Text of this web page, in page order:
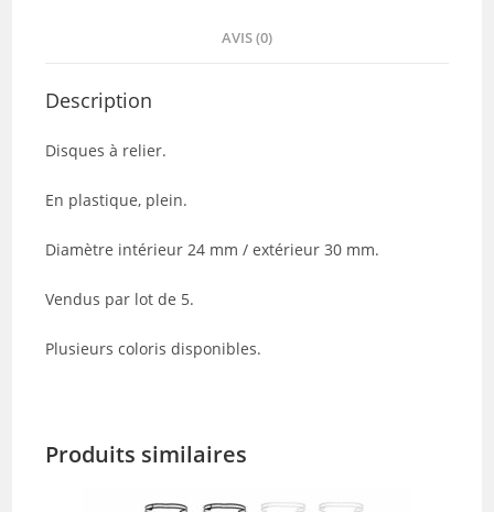
AVIS (0)
Description
Disques à relier.
En plastique, plein.
Diamètre intérieur 24 mm / extérieur 30 mm.
Vendus par lot de 5.
Plusieurs coloris disponibles.
Produits similaires